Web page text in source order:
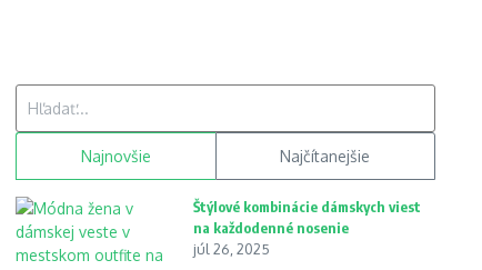
Najnovšie Najčítanejšie
Štýlové kombinácie dámskych viest
na každodenné nosenie
júl 26, 2025